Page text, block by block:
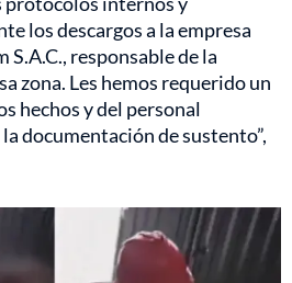
los descargos a la empresa
responsable de la
zona. Les hemos requerido un
hechos y del personal
documentación de sustento”,